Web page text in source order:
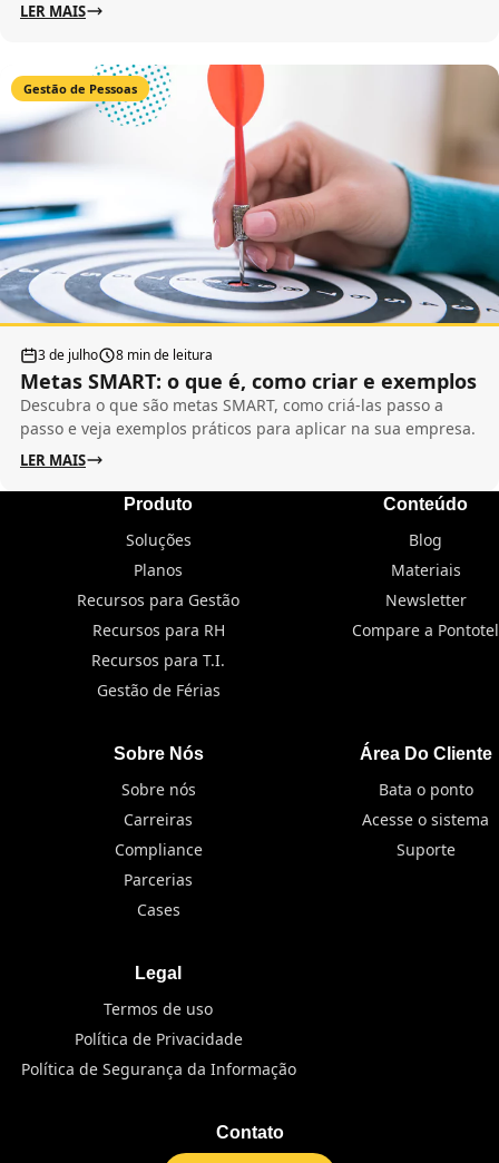
LER MAIS
Gestão de Pessoas
3 de julho 8 min de leitura
Metas SMART: o que é, como criar e exemplos
Descubra o que são metas SMART, como criá-las passo a
passo e veja exemplos práticos para aplicar na sua empresa.
LER MAIS
Produto
Soluções
Planos
Recursos para Gestão
Recursos para RH
Recursos para T.I.
Gestão de Férias
Conteúdo
Blog
Materiais
Newsletter
Compare a Pontotel
Sobre Nós
Sobre nós
Carreiras
Compliance
Parcerias
Cases
Área Do Cliente
Bata o ponto
Acesse o sistema
Suporte
Legal
Termos de uso
Política de Privacidade
Política de Segurança da Informação
Contato